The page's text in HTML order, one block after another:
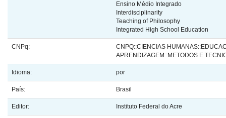
Ensino Médio Integrado
Interdisciplinarity
Teaching of Philosophy
Integrated High School Education
CNPq:
CNPQ::CIENCIAS
APRENDIZAGEM::METODOS E
Idioma: por
País: Brasil
Editor: Instituto Federal do Acre